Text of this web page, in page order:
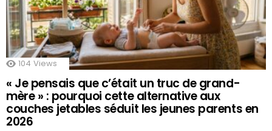
104 Views
« Je pensais que c’était un truc de grand-
mère » : pourquoi cette alternative aux
couches jetables séduit les jeunes parents en
2026